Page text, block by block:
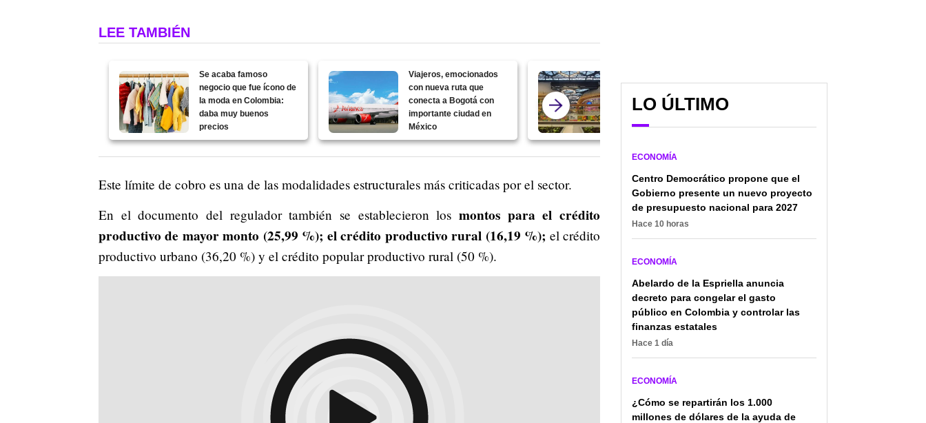
LEE TAMBIÉN
Se acaba famoso
negocio que fue ícono de
la moda en Colombia:
daba muy buenos
precios
Viajeros, emocionados
con nueva ruta que
conecta a Bogotá con
importante ciudad en
México
1.000 millones a cambio
gigante y se llevó gran
sorpresa
Este límite de cobro es una de las modalidades estructurales más criticadas por el sector.
En el documento del regulador también se establecieron los montos para el crédito
productivo de mayor monto (25,99 %); el crédito productivo rural (16,19 %); el crédito
productivo urbano (36,20 %) y el crédito popular productivo rural (50 %).
LO ÚLTIMO
ECONOMÍA
Centro Democrático propone que el
Gobierno presente un nuevo proyecto
de presupuesto nacional para 2027
Hace 10 horas
ECONOMÍA
Abelardo de la Espriella anuncia
decreto para congelar el gasto
público en Colombia y controlar las
finanzas estatales
Hace 1 día
ECONOMÍA
¿Cómo se repartirán los 1.000
millones de dólares de la ayuda de